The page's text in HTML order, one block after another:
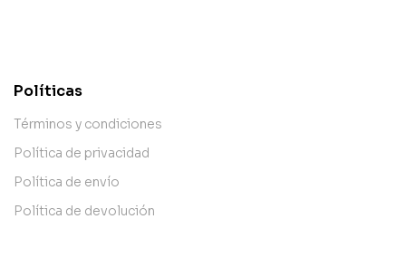
Políticas
Términos y condiciones
Política de privacidad
Política de envío
Política de devolución